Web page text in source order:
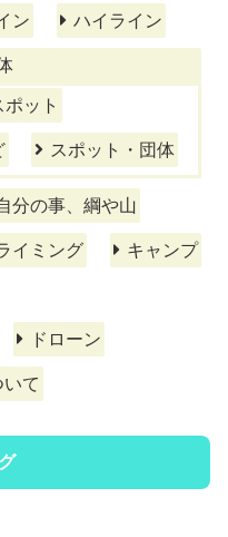
ン ハイライン
ット
スポット・団体
分の事、綱や山
イミング キャンプ
ドローン
て